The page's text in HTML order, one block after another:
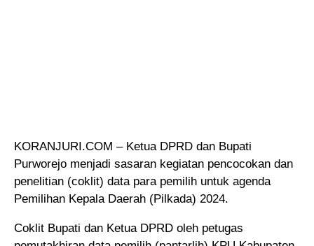
KORANJURI.COM – Ketua DPRD dan Bupati
Purworejo menjadi sasaran kegiatan pencocokan dan
penelitian (coklit) data para pemilih untuk agenda
Pemilihan Kepala Daerah (Pilkada) 2024.
Coklit Bupati dan Ketua DPRD oleh petugas